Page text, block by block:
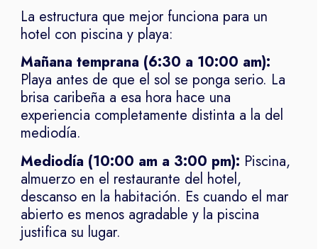
La estructura que mejor funciona para un
hotel con piscina y playa:
Mañana temprana (6:30 a 10:00 am):
Playa antes de que el sol se ponga serio. La
brisa caribeña a esa hora hace una
experiencia completamente distinta a la del
mediodía.
Mediodía (10:00 am a 3:00 pm): Piscina,
almuerzo en el restaurante del hotel,
descanso en la habitación. Es cuando el mar
abierto es menos agradable y la piscina
justifica su lugar.